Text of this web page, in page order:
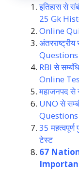
इतिहास से
25 Gk
Online
RBI से
Online
महाजनपद से
UNO से
35
टेस्ट
67